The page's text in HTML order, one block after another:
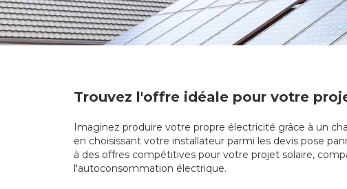
Trouvez l'offre idéale pour votre
Imaginez produire votre propre électricité grâce à un
en choisissant votre installateur parmi les devis pose
à des offres compétitives pour votre projet solaire,
l'autoconsommation électrique.